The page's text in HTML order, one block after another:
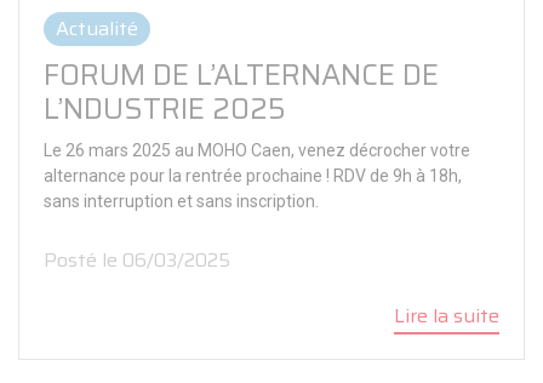
Actualité
FORUM DE L’ALTERNANCE DE
L’NDUSTRIE 2025
Le 26 mars 2025 au MOHO Caen, venez décrocher votre
alternance pour la rentrée prochaine ! RDV de 9h à 18h,
sans interruption et sans inscription.
Posté le 06/03/2025
Lire la suite